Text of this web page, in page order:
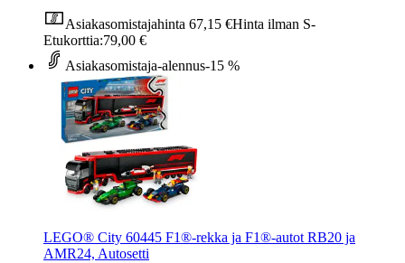
Asiakasomistajahinta 67,15 €Hinta ilman S-
Etukorttia:79,00 €
Asiakasomistaja-alennus-15 %
LEGO® City 60445 F1®-rekka ja F1®-autot RB20 ja
AMR24, Autosetti